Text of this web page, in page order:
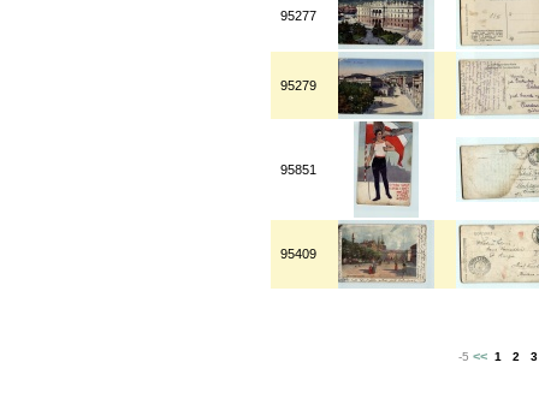
95277
95279
95851
95409
-5 << 1 2 3